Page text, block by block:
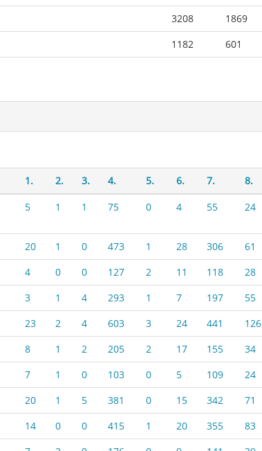
3208 1869
1182 601
1. 2. 3. 4. 5. 6. 7. 8.
5 1 1 75 0 4 55 24
20 1 0 473 1 28 306 61
4 0 0 127 2 11 118 28
3 1 4 293 1 7 197 55
23 2 4 603 3 24 441 126
8 1 2 205 2 17 155 34
7 1 0 103 0 5 109 24
20 1 5 381 0 15 342 71
14 0 0 415 1 20 355 83